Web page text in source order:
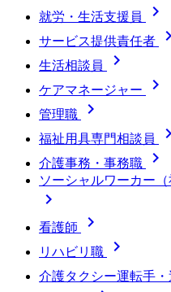
就労・生活支援員 
サービス提供責任者 
生活相談員 
ケアマネージャー 
管理職 
福祉用具専門相談員 
介護事務・事務職 
ソーシャルワーカー

看護師 
リハビリ職 
介護タクシー運転手・